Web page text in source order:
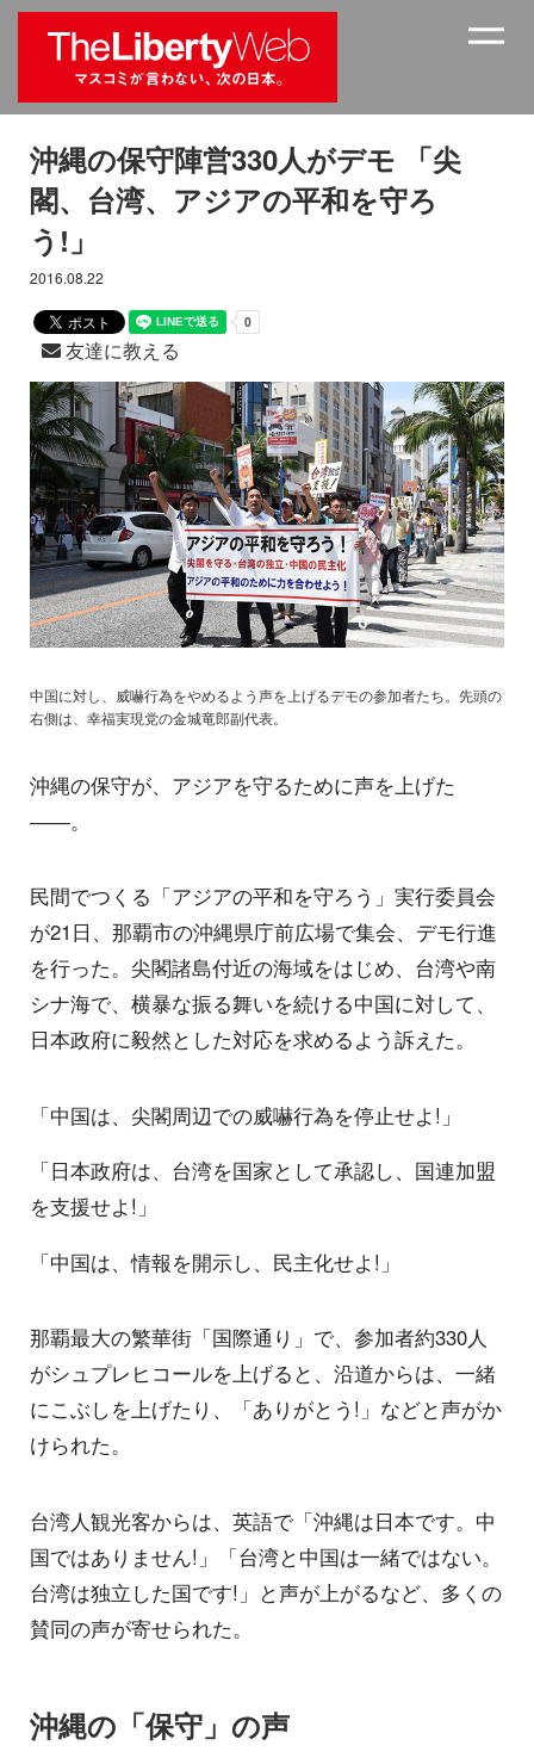
沖縄の保守陣営330人がデモ 「尖
閣、台湾、アジアの平和を守ろ
う!」
2016.08.22
友達に教える
中国に対し、威嚇行為をやめるよう声を上げるデモの参加者たち。先頭の
右側は、幸福実現党の金城竜郎副代表。
沖縄の保守が、アジアを守るために声を上げた
――。
民間でつくる「アジアの平和を守ろう」実行委員会
が21日、那覇市の沖縄県庁前広場で集会、デモ行進
を行った。尖閣諸島付近の海域をはじめ、台湾や南
シナ海で、横暴な振る舞いを続ける中国に対して、
日本政府に毅然とした対応を求めるよう訴えた。
「中国は、尖閣周辺での威嚇行為を停止せよ!」
「日本政府は、台湾を国家として承認し、国連加盟
を支援せよ!」
「中国は、情報を開示し、民主化せよ!」
那覇最大の繁華街「国際通り」で、参加者約330人
がシュプレヒコールを上げると、沿道からは、一緒
にこぶしを上げたり、「ありがとう!」などと声がか
けられた。
台湾人観光客からは、英語で「沖縄は日本です。中
国ではありません!」「台湾と中国は一緒ではない。
台湾は独立した国です!」と声が上がるなど、多くの
賛同の声が寄せられた。
沖縄の「保守」の声